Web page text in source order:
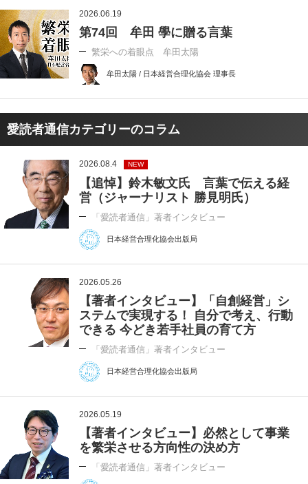
2026.06.19
第74回 牟田 學に贈る言葉
繁栄への着眼点 牟田太陽
牟田太陽 / 日本経営合理化協会 理事長
愛読者通信カテゴリーのコラム
2026.08.4 NEW
【追悼】鈴木敏文氏 言葉で伝える経
営（ジャーナリスト 勝見明氏）
「愛読者通信」著者インタビュー
日本経営合理化協会出版局
2026.05.26
【著者インタビュー】「自創経営」シ
ステムで実現する！ 自分で考え、行動
できる 今どき若手社員の育て方
「愛読者通信」著者インタビュー
日本経営合理化協会出版局
2026.05.19
【著者インタビュー】必然として事業
を繁栄させる方向性の決め方
「愛読者通信」著者インタビュー